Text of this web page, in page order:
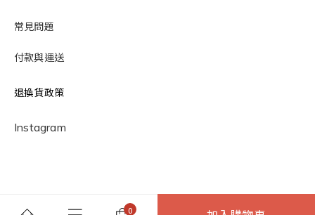
常見問題
付款與運送
退換貨政策
Instagram